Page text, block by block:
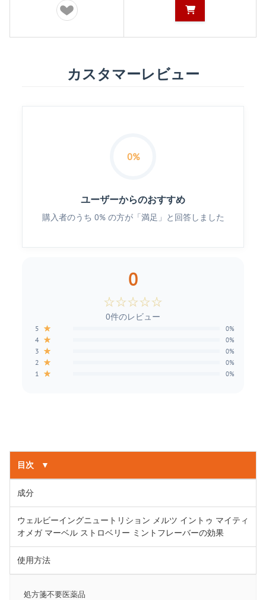
カスタマーレビュー
0%
ユーザーからのおすすめ
購入者のうち 0% の方が「満足」と回答しました
0
☆☆☆☆☆
0件のレビュー
5 ★ 0%
4 ★ 0%
3 ★ 0%
2 ★ 0%
1 ★ 0%
目次 ▼
成分
ウェルビーイングニュートリション メルツ イントゥ マイティ
オメガ マーベル ストロベリー ミントフレーバーの効果
使用方法
処方箋不要医薬品